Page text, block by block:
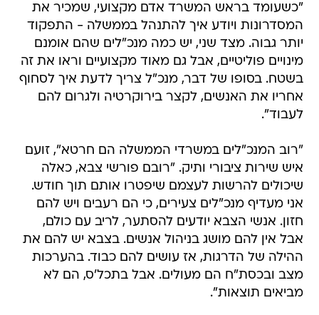
"כשעומד בראש המשרד אדם מקצועי, שמכיר את
המסדרונות ויודע איך להתנהל בממשלה - התפקוד
יותר גבוה. מצד שני, יש כמה מנכ"לים שהם אומנם
מינויים פוליטיים, אבל גם מאוד מקצועיים וראו את זה
בשטח. בסופו של דבר, מנכ"ל צריך לדעת איך לסחוף
אחריו את האנשים, לקצר בירוקרטיה ולגרום להם
לעבוד".
"רוב המנכ"לים במשרדי הממשלה הם חרטא", זועם
איש שירות ציבורי ותיק. "רובם פורשי צבא, כאלה
שיכולים להרשות לעצמם שיפטרו אותם תוך חודש.
אני מעדיף מנכ"לים צעירים, כי הם רעבים ויש להם
חזון. אנשי הצבא יודעים להסתער, לריב עם כולם,
אבל אין להם מושג בניהול אנשים. בצבא יש להם את
ההילה של הדרגות, אז עושים להם כבוד. בהערכות
מצב ובכסת"ח הם מעולים. אבל בתכל'ס, הם לא
מביאים תוצאות".